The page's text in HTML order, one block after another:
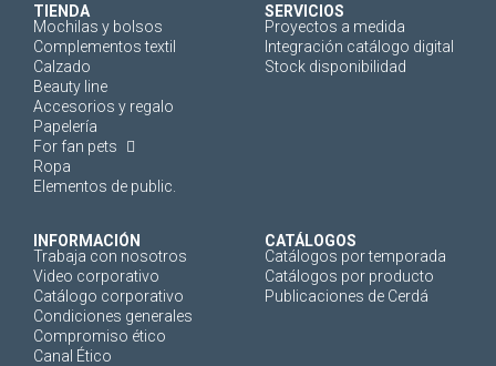
TIENDA
Mochilas y bolsos
Complementos textil
Calzado
Beauty line
Accesorios y regalo
Papelería
For fan pets
Ropa
Elementos de public.
SERVICIOS
Proyectos a medida
Integración catálogo digital
Stock disponibilidad
INFORMACIÓN
Trabaja con nosotros
Video corporativo
Catálogo corporativo
Condiciones generales
Compromiso ético
Canal Ético
CATÁLOGOS
Catálogos por temporada
Catálogos por producto
Publicaciones de Cerdá